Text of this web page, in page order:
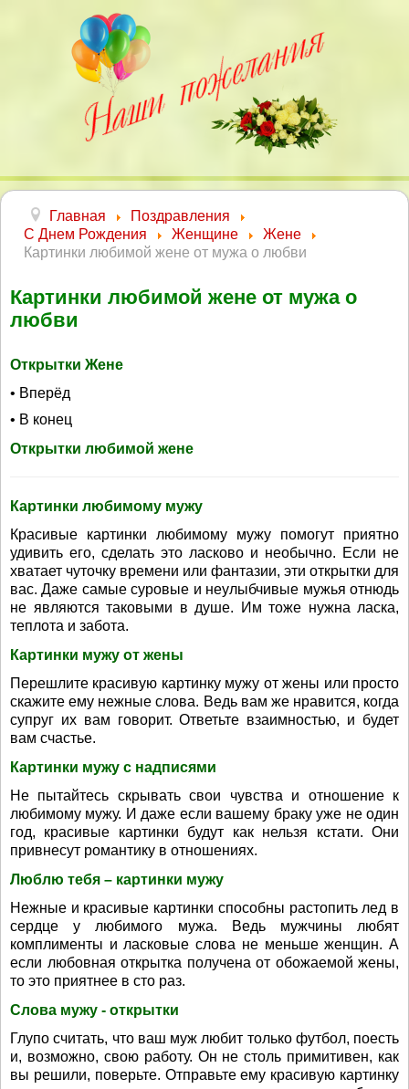
Главная
Поздравления
С Днем Рождения
Женщине
Жене
Картинки любимой жене от мужа о любви
Картинки любимой жене от мужа о
любви
Открытки Жене
• Вперёд
• В конец
Открытки любимой жене
Картинки любимому мужу
Красивые картинки любимому мужу помогут приятно
удивить его, сделать это ласково и необычно. Если не
хватает чуточку времени или фантазии, эти открытки для
вас. Даже самые суровые и неулыбчивые мужья отнюдь
не являются таковыми в душе. Им тоже нужна ласка,
теплота и забота.
Картинки мужу от жены
Перешлите красивую картинку мужу от жены или просто
скажите ему нежные слова. Ведь вам же нравится, когда
супруг их вам говорит. Ответьте взаимностью, и будет
вам счастье.
Картинки мужу с надписями
Не пытайтесь скрывать свои чувства и отношение к
любимому мужу. И даже если вашему браку уже не один
год, красивые картинки будут как нельзя кстати. Они
привнесут романтику в отношениях.
Люблю тебя – картинки мужу
Нежные и красивые картинки способны растопить лед в
сердце у любимого мужа. Ведь мужчины любят
комплименты и ласковые слова не меньше женщин. А
если любовная открытка получена от обожаемой жены,
то это приятнее в сто раз.
Слова мужу - открытки
Глупо считать, что ваш муж любит только футбол, поесть
и, возможно, свою работу. Он не столь примитивен, как
вы решили, поверьте. Отправьте ему красивую картинку